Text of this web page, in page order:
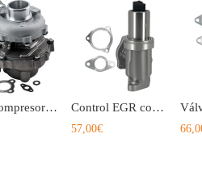
Turbocompresor compatible para Kia Sportage II compatible para Hyundai Tucson 2.0 CRDi D4EA 757886-5003S Control EGR compatible para Hyundai i30 CW/Tucson 2.0 CRDi 2004-2012 1145E0014 Válvula
57,00€